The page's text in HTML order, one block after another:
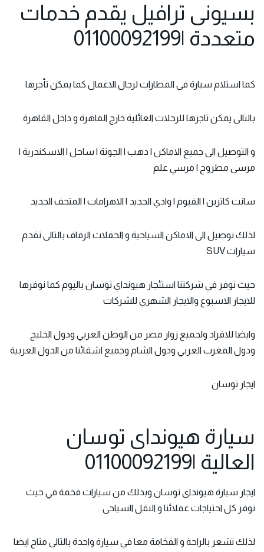
بسيونى ترافيل يقدم خدمات
متعددة |01100092199
كما استلام سيارة فى المطارات لرجال الاعمال كما يمكن تأجرها
بالتالى يمكن تاجرها للرحلات العائلية خارج القاهرة و داخل القاهرة
و التوصيل الى جميع الاماكن | دهب | الجونة | ساحل | الاسكندرية |
مرسى مطروح | مرسي علم
سانت كاترين | الفيوم | وادي الجديد | الاهرامات | المتحف الجديد
لذلك توصيل الى الاماكن السياحية و الحفلات الزفاف بالتالى تقدم
سيارات SUV
حيث نوفر في شركتنا استئجار هيونداي توسان باليوم كما نوفرها
للايجار الاسبوع والايجار الشهري للشركات
وايضا للافراد ولجميع زوار مصر من الوطن العربي ودول الخليج
ودول المغرب العربي ودول الشام وجميع اشقائنا من الدول العربية
ايجار توسان
سيارة هيونداى توسان
العالية |01100092199
ايجار سيارة هيونداى توسان وبذلك من سيارات فخمة في حيث
نوفر كل احتياجات عملائنا و النقل السياحى .
لذلك تشعر بالراحة و الفخامة معا في سيارة واحدة بالتالى متاح ايضا